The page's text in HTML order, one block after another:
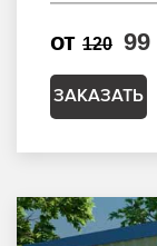
от 120 99
ЗАКАЗАТЬ